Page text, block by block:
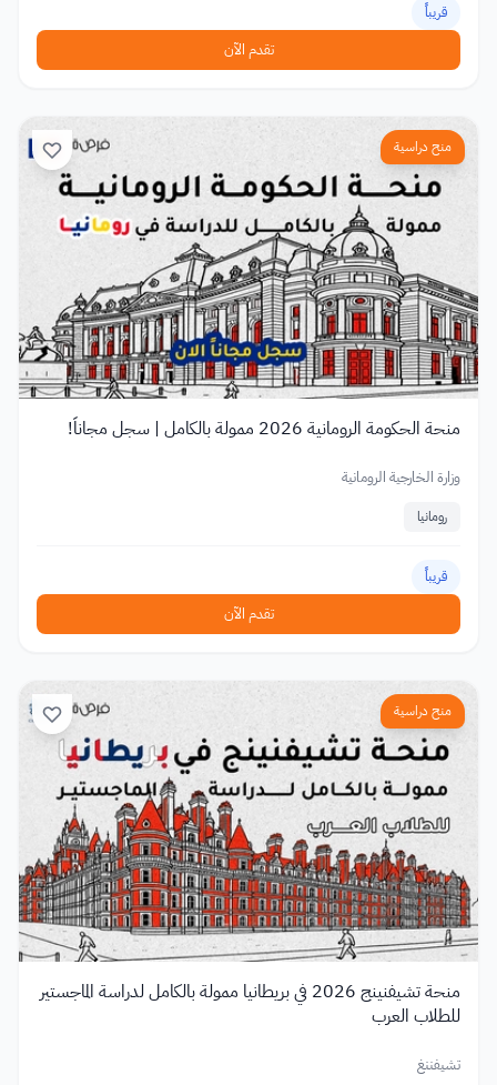
قريباً
تقدم الآن
منح دراسية
منحة الحكومة الرومانية 2026 ممولة بالكامل | سجل مجاناً!
وزارة الخارجية الرومانية
رومانيا
قريباً
تقدم الآن
منح دراسية
منحة تشيفنينج 2026 في بريطانيا ممولة بالكامل لدراسة الماجستير
للطلاب العرب
تشيفننغ